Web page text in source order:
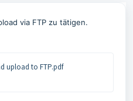
via FTP zu tätigen.
upload to FTP.pdf